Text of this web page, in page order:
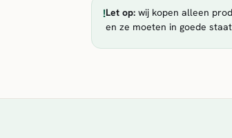
!Let op:wij kopen alleen
en ze moeten in goede